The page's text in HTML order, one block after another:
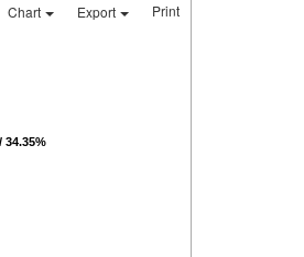
Chart Export Print
34.35%